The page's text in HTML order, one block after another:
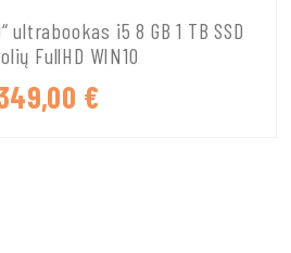
ultrabookas i5 8 GB 1 TB SSD
FullHD WIN10
€